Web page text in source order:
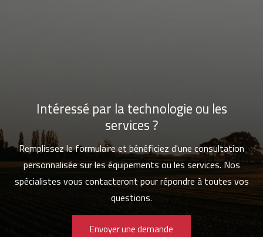
Intéressé par la technologie ou les
services ?
Remplissez le formulaire et bénéficiez d'une consultation
personnalisée sur les équipements ou les services. Nos
spécialistes vous contacteront pour répondre à toutes vos
questions.
Envoyer une demande